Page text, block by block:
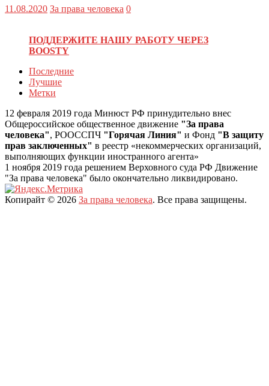
11.08.2020 За права человека 0
ПОДДЕРЖИТЕ НАШУ РАБОТУ ЧЕРЕЗ
BOOSTY
Последние
Лучшие
Метки
12 февраля 2019 года Минюст РФ принудительно внес
Общероссийское общественное движение "За права
человека", РООССПЧ "Горячая Линия" и Фонд "В защиту
прав заключенных" в реестр «некоммерческих организаций,
выполняющих функции иностранного агента»
1 ноября 2019 года решением Верховного суда РФ Движение
"За права человека" было окончательно ликвидировано.
Копирайт © 2026 За права человека. Все права защищены.